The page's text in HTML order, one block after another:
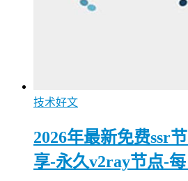
技术好文
2026年最新免费ssr
享-永久v2ray节点-